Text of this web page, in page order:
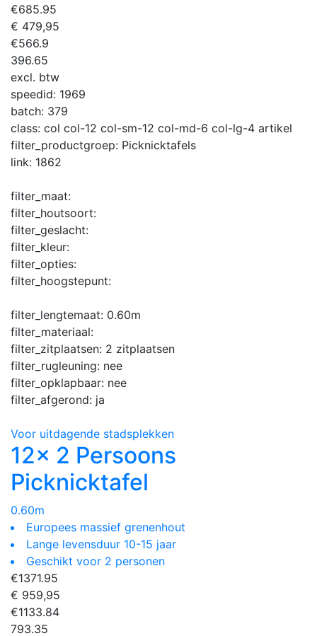
€685.95
€ 479,95
€566.9
396.65
excl. btw
speedid: 1969
batch: 379
class: col col-12 col-sm-12 col-md-6 col-lg-4 artikel
filter_productgroep: Picknicktafels
link: 1862
filter_maat:
filter_houtsoort:
filter_geslacht:
filter_kleur:
filter_opties:
filter_hoogstepunt:
filter_lengtemaat: 0.60m
filter_materiaal:
filter_zitplaatsen: 2 zitplaatsen
filter_rugleuning: nee
filter_opklapbaar: nee
filter_afgerond: ja
Voor uitdagende stadsplekken
12x 2 Persoons
Picknicktafel
0.60m
Europees massief grenenhout
Lange levensduur 10-15 jaar
Geschikt voor 2 personen
€1371.95
€ 959,95
€1133.84
793.35